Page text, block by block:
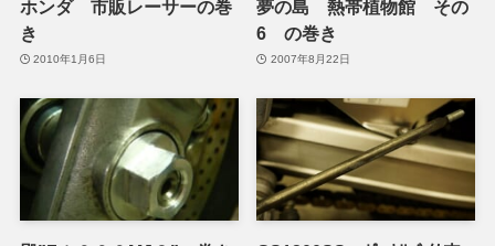
ホンダ 市販レーサーの巻
き
2010年1月6日
夢の島 熱帯植物館 その
6 の巻き
2007年8月22日